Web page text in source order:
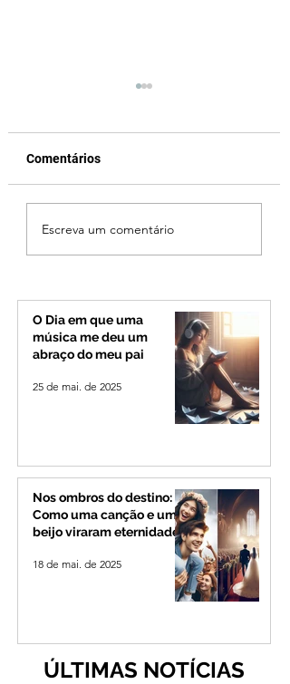
Vereador Edinho é
encontrado morto em
Uberlândia; polícia
Comentários
Escreva um comentário
O Dia em que uma
música me deu um
abraço do meu pai
25 de mai. de 2025
Nos ombros do destino:
Como uma canção e um
beijo viraram eternidade
18 de mai. de 2025
ÚLTIMAS NOTÍCIAS